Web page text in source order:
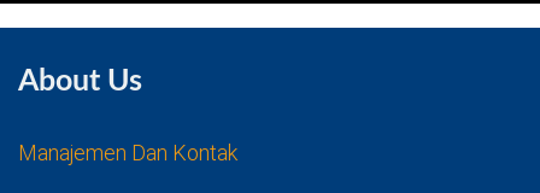
About Us
Manajemen Dan Kontak